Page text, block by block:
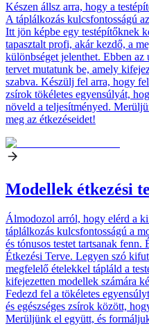
Készen állsz arra, hogy a
A táplálkozás kulcsfontosságú
Itt jön képbe egy testépítőknek
tapasztalt profi, akár kezdő, a
különbséget jelenthet. Ebben
tervet mutatunk be, amely
szabva. Készülj fel arra, hogy
zsírok tökéletes egyensúlyát,
növeld a teljesítményed.
meg az étkezéseidet!
Modellek étkezési
Álmodozol arról, hogy elérd a
táplálkozás kulcsfontosságú a
és tónusos testet tartsanak
Étkezési Terve. Legyen szó
megfelelő ételekkel tápláld a
kifejezetten modellek számára
Fedezd fel a tökéletes
és egészséges zsírok között,
Merüljünk el együtt, és